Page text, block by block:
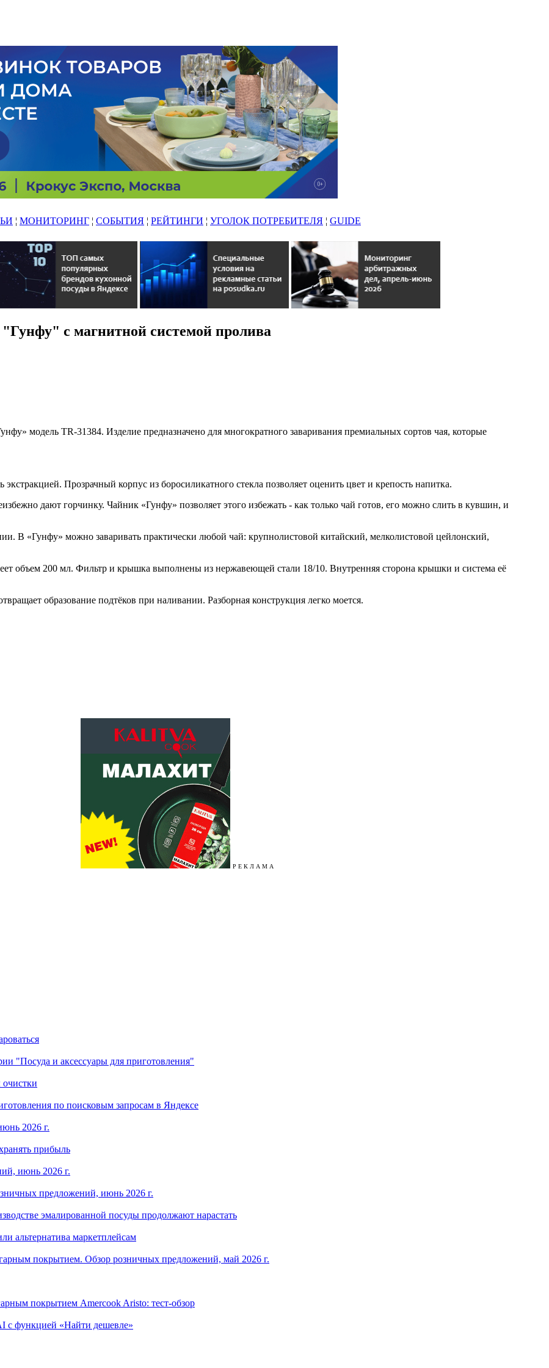
¦ МОНИТОРИНГ ¦ СОБЫТИЯ ¦ РЕЙТИНГИ ¦ УГОЛОК ПОТРЕБИТЕЛЯ ¦ GUIDE
с магнитной системой пролива
модель TR-31384. Изделие предназначено для многократного заваривания премиальных сортов чая, которые
Прозрачный корпус из боросиликатного стекла позволяет оценить цвет и крепость напитка.
дают горчинку. Чайник «Гунфу» позволяет этого избежать - как только чай готов, его можно слить в кувшин, и
В «Гунфу» можно заваривать практически любой чай: крупнолистовой китайский, мелколистовой цейлонский,
объем 200 мл. Фильтр и крышка выполнены из нержавеющей стали 18/10. Внутренняя сторона крышки и система её
образование подтёков при наливании. Разборная конструкция легко моется.
Р Е К Л А М А
"Посуда и аксессуары для приготовления"
по поисковым запросам в Яндексе
2026 г.
прибыль
июнь 2026 г.
предложений, июнь 2026 г.
эмалированной посуды продолжают нарастать
альтернатива маркетплейсам
покрытием. Обзор розничных предложений, май 2026 г.
покрытием Amercook Aristo: тест-обзор
с функцией «Найти дешевле»